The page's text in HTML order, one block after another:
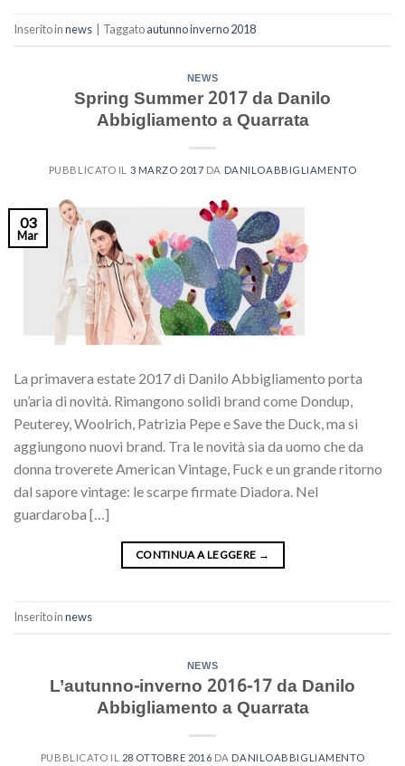
Inserito innews Taggatoautunno inverno 2018
NEWS
Spring Summer 2017 da Danilo
Abbigliamento a Quarrata
PUBBLICATO IL 3 MARZO 2017 DA DANILOABBIGLIAMENTO
03
Mar
La primavera estate 2017 di Danilo Abbigliamento porta
un’aria di novità. Rimangono solidi brand come Dondup,
Peuterey, Woolrich, Patrizia Pepe e Save the Duck, ma si
aggiungono nuovi brand. Tra le novità sia da uomo che da
donna troverete American Vintage, Fuck e un grande ritorno
dal sapore vintage: le scarpe firmate Diadora. Nel
guardaroba […]
CONTINUA A LEGGERE →
Inserito innews
NEWS
L’autunno-inverno 2016-17 da Danilo
Abbigliamento a Quarrata
PUBBLICATO IL 28 OTTOBRE 2016 DA DANILOABBIGLIAMENTO